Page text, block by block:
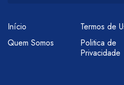
Início
Quem Somos
Termos de
Politica de
Privacidade